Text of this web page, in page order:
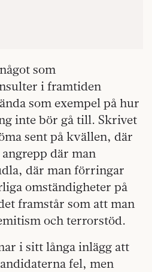
som
i framtiden
som exempel på hur
inte bör gå till. Skrivet
sent på kvällen, där
där man
där man förringar
omständigheter på
framstår som att man
och terrorstöd.
i sitt långa inlägg att
fel, men